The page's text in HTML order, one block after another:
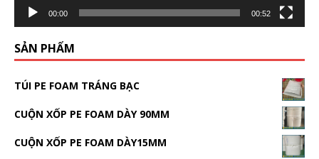
00:00 00:52
SẢN PHẨM
TÚI PE FOAM TRÁNG BẠC
CUỘN XỐP PE FOAM DÀY 90MM
CUỘN XỐP PE FOAM DÀY15MM